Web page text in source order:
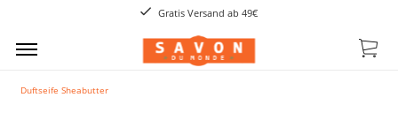
Gratis Versand ab 49€
Duftseife Sheabutter